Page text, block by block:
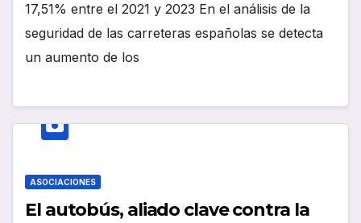
17,51% entre el 2021 y 2023 En el análisis de la
seguridad de las carreteras españolas se detecta
un aumento de los
ASOCIACIONES
El autobús, aliado clave contra la